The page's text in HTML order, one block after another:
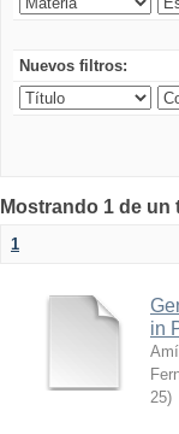
Nuevos filtros:
Mostrando 1 de
1
in
25)